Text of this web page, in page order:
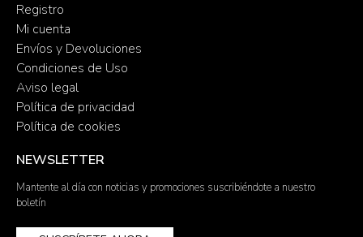
Registro
Mi cuenta
Envíos y Devoluciones
Condiciones de Uso
Aviso legal
Política de privacidad
Política de cookies
NEWSLETTER
Mantente al día con noticias y promociones suscribiéndote a nuestro
boletín